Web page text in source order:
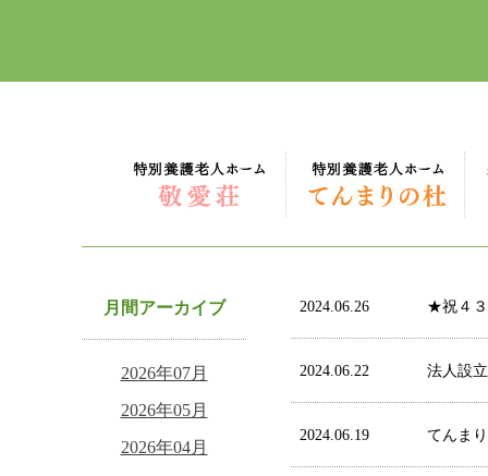
月間アーカイブ
2026年07月
2026年05月
2026年04月
2024.06.26 ★祝４
2024.06.22 法人設
2024.06.19 てんま